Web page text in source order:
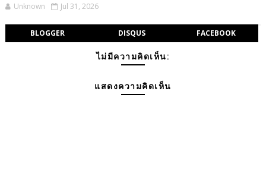
Unknown Jul 31, 2026
BLOGGER DISQUS FACEBOOK
ไม่มีความคิดเห็น:
แสดงความคิดเห็น